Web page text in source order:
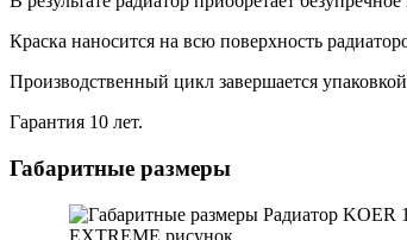
Краска наносится на всю поверхность
Производственный цикл завершается
Гарантия 10 лет.
Габаритные размеры